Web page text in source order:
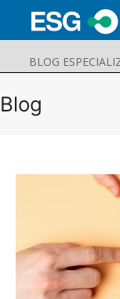
BLOG
Buscar
Blog